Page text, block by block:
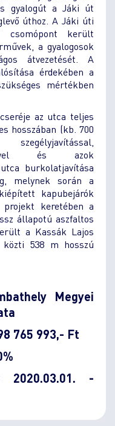
gyalogút a Jáki út
úthoz. A Jáki úti
csomópont került
a gyalogosok
átvezetését. A
érdekében a
mértékben
az utca teljes
hosszában (kb. 700
és azok
burkolatjavítása
melynek során a
kapubejárók
keretében a
állapotú aszfaltos
a Kassák Lajos
538 m hosszú
Megyei
765 993,- Ft
2020.03.01. -